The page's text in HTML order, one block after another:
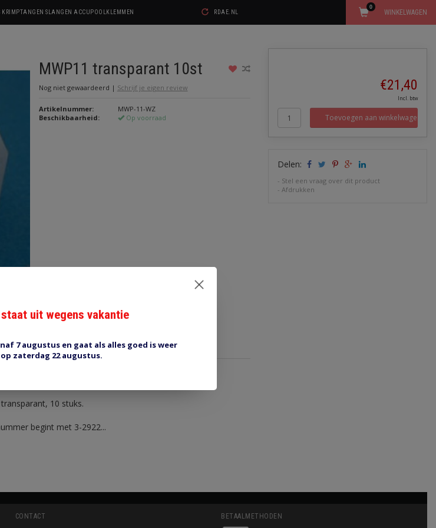
KRIMPTANGEN SLANGEN ACCUPOOLKLEMMEN RDAE.NL WINKELWAGEN
0
MWP11 transparant 10st
Nog niet gewaardeerd | Schrijf je eigen review
Artikelnummer:
MWP-11-WZ
Beschikbaarheid:
Op voorraad
Tags (0)
10 stuks.
begint met 3-2922...
€21,40
Incl. btw
Toevoegen aan winkelwagen
Delen:
- Stel een vraag over dit product
-Afdrukken
CONTACT BETAALMETHODEN
uit wegens vakantie
7 augustus en gaat als alles goed is weer
zaterdag 22 augustus.